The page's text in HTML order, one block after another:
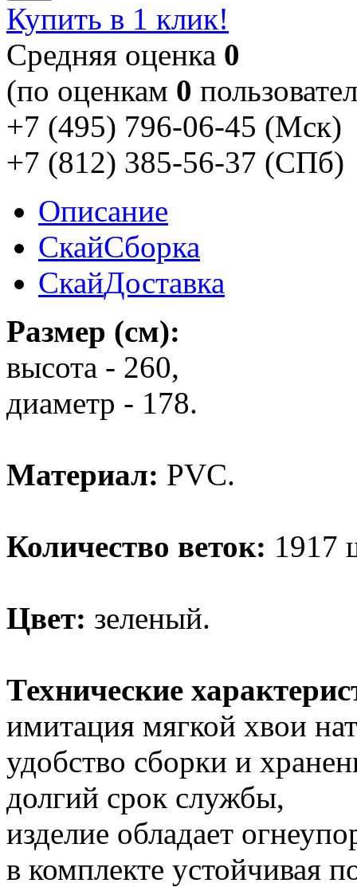
Купить в 1 клик!
Cредняя оценка 0
(по оценкам 0
+7 (495) 796-06-45 (Мск)
+7 (812) 385-56-37 (СПб)
Описание
СкайСборка
СкайДоставка
Размер (см):
высота - 260,
диаметр - 178.
Материал: PVC.
Количество веток: 1917
Цвет: зеленый.
Технические
имитация мягкой хвои
удобство сборки и
долгий срок службы,
изделие обладает
в комплекте устойчивая